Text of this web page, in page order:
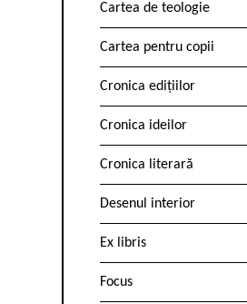
Cartea de teologie
Cartea pentru copii
Cronica edițiilor
Cronica ideilor
Cronica literară
Desenul interior
Ex libris
Focus